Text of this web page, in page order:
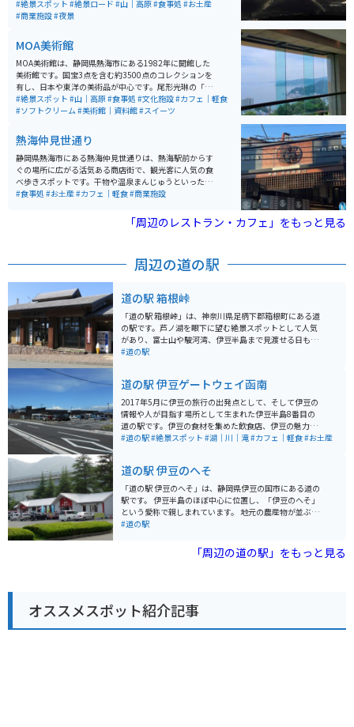
を利用することで、景色を楽しみながら山頂まで行くこ
ともできます。山頂からは360度の大パノラマが広が
ます。
#絶景スポット #絶景ロード #山｜高原#食事処 #お土産
#商業施設#夜景
MOA美術館
MOA美術館は、静岡県熱海市にある1982年に開館した
美術館です。国宝3点を含む約3500点のコレクションを
有し、日本や東洋の美術品が中心です。尾形光琳の「紅
白梅図屏風」や野々村仁清の茶器などが展示されていま
す。美術館内には、能楽堂や茶室もあり、伝統文化を堪
の海を一望でき、景色も楽しむことができます。館内の
レストランでは地元の食材を使用した料理が楽しめま
す。アクセスも良好で、熱海駅から車で約10分の場所に
あります。
#絶景スポット #山｜高原#食事処 #文化施設#カフェ｜軽食
#ソフトクリーム#美術館｜資料館#スイーツ
熱海仲見世通り
静岡県熱海市にある熱海仲見世通りは、熱海駅前からす
ぐの場所に広がる活気ある商店街で、観光客に人気の食
べ歩きスポットです。干物や温泉まんじゅうといった定
番土産から、海鮮グルメやスイーツまで幅広い店舗が並
があるため天候に左右されにくく、気軽に立ち寄れるの
も魅力です。温泉街らしいレトロな雰囲気も残り、散策
を利用するのがおすすめ。ツーリングの合間に立ち寄
#食事処 #お土産#カフェ｜軽食#商業施設
「周辺のレストラン・カフェ」をもっと見る
周辺の道の駅
道の駅 箱根峠
「道の駅 箱根峠」は、神奈川県足柄下郡箱根町にある道
の駅です。芦ノ湖を眼下に望む絶景スポットとして人気
があり、富士山や駿河湾、伊豆半島まで見渡せる日もあ
ります。 駅内には、地元の食材を使った食事処や、箱根
シのある麺と、地元産の野菜やキノコをたっぷり使った
温かい一品です。 バイクで訪れる際は、駐車場からの眺
めが最高なので、ぜひ愛車を停めて絶景を楽しんでくだ
さい。また、周辺にはワインディングロードが続くた
め、ツーリングスポットとしてもおすすめです。 【その
#道の駅
道の駅 伊豆ゲートウェイ函南
2017年5月に伊豆の旅行の出発点として、そして伊豆の
情報や人が目指す場所として生まれた伊豆半島8番目の
道の駅です。伊豆の食材を集めた飲食店、伊豆の魅力を
感じさせる物販店、そして情報を発信する案内所、さら
っしり詰まった施設が集まっています。
#道の駅#絶景スポット #湖｜川｜滝#カフェ｜軽食#お土産
道の駅 伊豆のへそ
「道の駅 伊豆のへそ」は、静岡県伊豆の国市にある道の
駅です。 伊豆半島のほぼ中心に位置し、「伊豆のへそ」
という愛称で親しまれています。 地元の農産物が並ぶ直
売所や、伊豆の食材を使った料理が楽しめるレストラ
らっくす」も併設しており、旅の疲れを癒すことができ
ている旧韮山代官屋敷など、歴史的な観光スポットも点
在しています。 伊豆半島の中心に位置しているので、観
光の拠点としても便利です。
#道の駅
「周辺の道の駅」をもっと見る
オススメスポット紹介記事